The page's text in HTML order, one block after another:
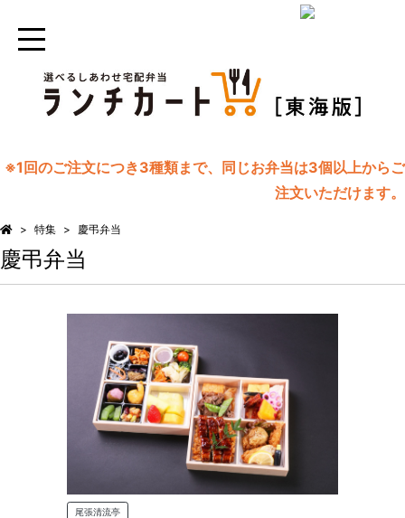
※1回のご注文につき3種類まで、同じお弁当は3個以上からご
注文いただけます。
特集 慶弔弁当
慶弔弁当
尾張清流亭